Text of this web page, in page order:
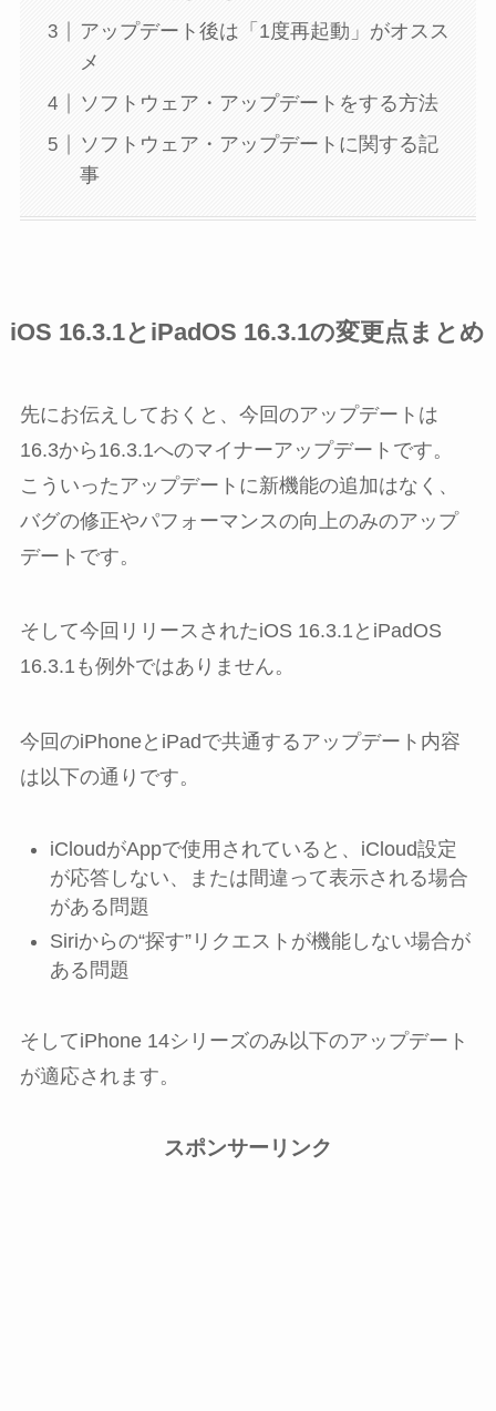
アップデート後は「1度再起動」がオスス
メ
ソフトウェア・アップデートをする方法
ソフトウェア・アップデートに関する記
事
iOS 16.3.1とiPadOS 16.3.1の変更点まとめ
先にお伝えしておくと、今回のアップデートは
16.3から16.3.1へのマイナーアップデートです。
こういったアップデートに新機能の追加はなく、
バグの修正やパフォーマンスの向上のみのアップ
デートです。
そして今回リリースされたiOS 16.3.1とiPadOS
16.3.1も例外ではありません。
今回のiPhoneとiPadで共通するアップデート内容
は以下の通りです。
iCloudがAppで使用されていると、iCloud設定
が応答しない、または間違って表示される場合
がある問題
Siriからの“探す”リクエストが機能しない場合が
ある問題
そしてiPhone 14シリーズのみ以下のアップデート
が適応されます。
スポンサーリンク